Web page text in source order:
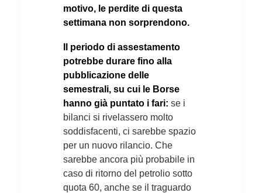
motivo, le perdite di questa
settimana non sorprendono.
Il periodo di assestamento
potrebbe durare fino alla
pubblicazione delle
semestrali, su cui le Borse
hanno già puntato i fari: se i
bilanci si rivelassero molto
soddisfacenti, ci sarebbe spazio
per un nuovo rilancio. Che
sarebbe ancora più probabile in
caso di ritorno del petrolio sotto
quota 60, anche se il traguardo